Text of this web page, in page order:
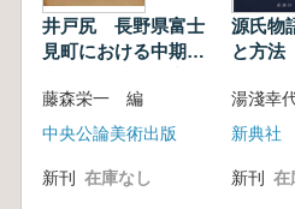
井戸尻 長野県富士
見町における中期縄
藤森栄一 編
中央公論美術出版
新刊 在庫なし
源氏物
と方法
湯淺幸
新典社
新刊 在